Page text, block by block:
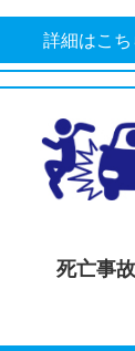
どの